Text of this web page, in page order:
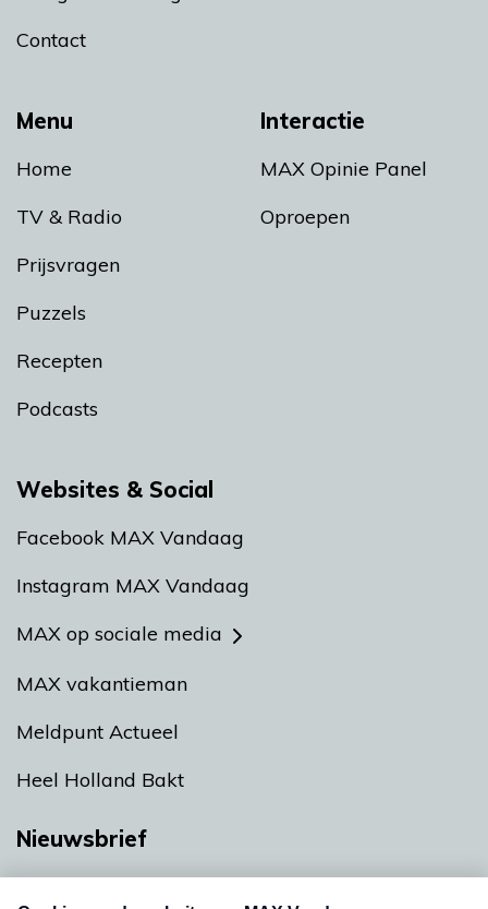
Menu
Home
TV & Radio
Prijsvragen
Puzzels
Recepten
Podcasts
Interactie
MAX Opinie Panel
Oproepen
Contact
Websites & Social
Facebook MAX Vandaag
Instagram MAX Vandaag
MAX op sociale media
MAX vakantieman
Meldpunt Actueel
Heel Holland Bakt
Nieuwsbrief